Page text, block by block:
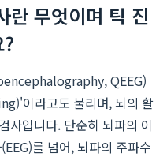
란 무엇이며 틱 진
QEEG)
이라고도 불리며, 뇌의 활
사입니다. 단순히 뇌파의 이
를 넘어, 뇌파의 주파수